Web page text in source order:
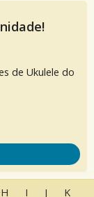
de Ukulele do
H I J
K